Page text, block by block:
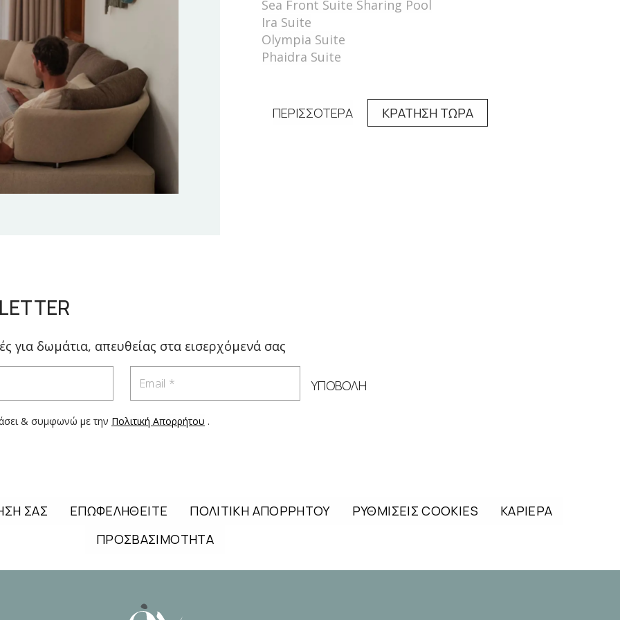
Sea Front Suite Sharing Pool
Ira Suite
Olympia Suite
Phaidra Suite
ΠΕΡΙΣΣΟΤΕΡΑ ΚΡΑΤΗΣΗ ΤΩΡΑ
για δωμάτια, απευθείας στα εισερχόμενά σας
& συμφωνώ με την Πολιτική Απορρήτου .
ΥΠΟΒΟΛΗ
ΣΑΣ ΕΠΩΦΕΛΗΘΕΙΤΕ ΠΟΛΙΤΙΚΗ ΑΠΟΡΡΗΤΟΥ ΡΥΘΜΙΣΕΙΣ COOKIES
ΚΑΡΙΕΡΑ
ΠΡΟΣΒΑΣΙΜΟΤΗΤΑ